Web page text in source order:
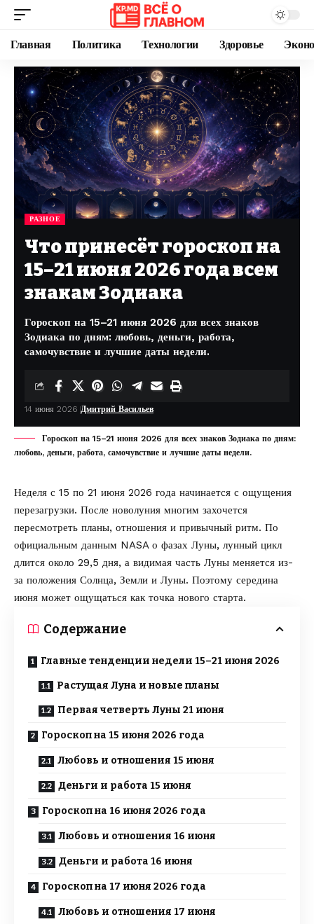
Главная Политика Технологии Здоровье
РАЗНОЕ
Что принесёт гороскоп на
15–21 июня 2026 года всем
знакам Зодиака
Гороскоп на 15–21 июня 2026 для всех знаков
Зодиака по дням: любовь, деньги, работа,
самочувствие и лучшие даты недели.
14 июня 2026 Дмитрий Васильев
Гороскоп на 15–21 июня 2026 для всех знаков Зодиака по дням:
любовь, деньги, работа, самочувствие и лучшие даты недели.
Неделя с 15 по 21 июня 2026 года начинается с ощущения
перезагрузки. После новолуния многим захочется
пересмотреть планы, отношения и привычный ритм. По
официальным данным NASA о фазах Луны, лунный цикл
длится около 29,5 дня, а видимая часть Луны меняется из-
за положения Солнца, Земли и Луны. Поэтому середина
июня может ощущаться как точка нового старта.
Содержание
Главные тенденции недели 15–21 июня 2026
Растущая Луна и новые планы
Первая четверть Луны 21 июня
Гороскоп на 15 июня 2026 года
Любовь и отношения 15 июня
Деньги и работа 15 июня
Гороскоп на 16 июня 2026 года
Любовь и отношения 16 июня
Деньги и работа 16 июня
Гороскоп на 17 июня 2026 года
Любовь и отношения 17 июня